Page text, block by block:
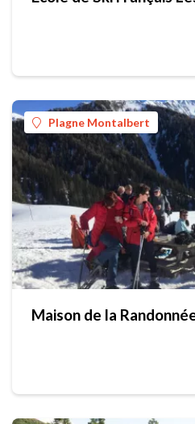
Plagne Montalbert
Maison de la